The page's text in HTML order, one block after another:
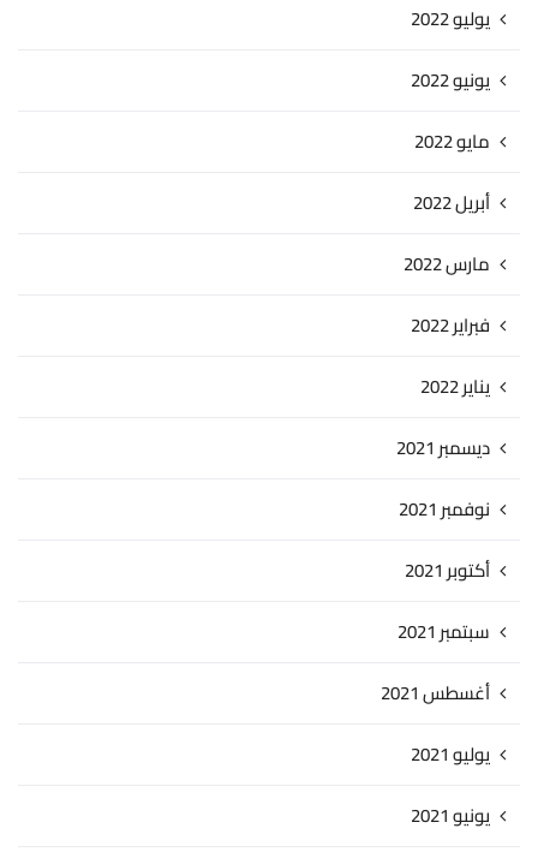
يوليو 2022
يونيو 2022
مايو 2022
أبريل 2022
مارس 2022
فبراير 2022
يناير 2022
ديسمبر 2021
نوفمبر 2021
أكتوبر 2021
سبتمبر 2021
أغسطس 2021
يوليو 2021
يونيو 2021